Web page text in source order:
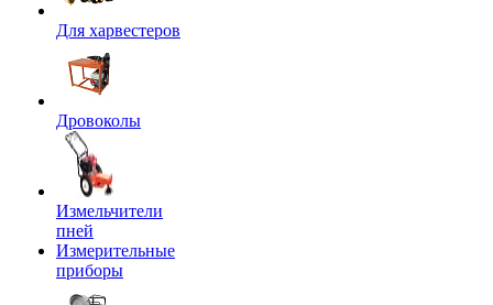
Для харвестеров
Дровоколы
Измельчители
пней
Измерительные
приборы